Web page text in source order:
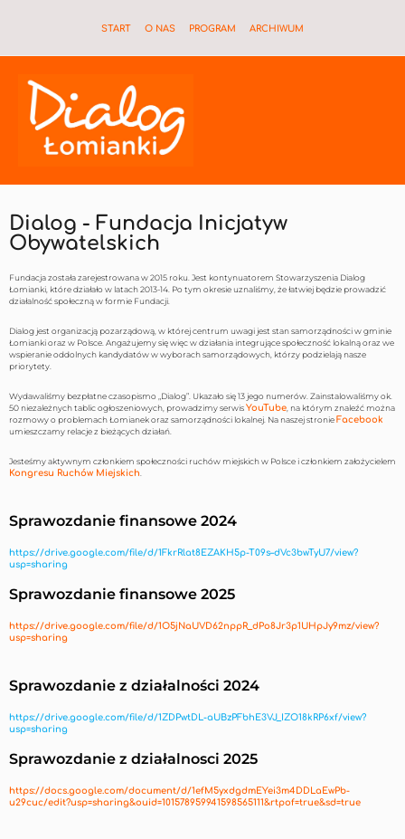
START O NAS PROGRAM ARCHIWUM
Dialog - Fundacja Inicjatyw
Obywatelskich
Fundacja została zarejestrowana w 2015 roku. Jest kontynuatorem Stowarzyszenia Dialog
Łomianki, które działało w latach 2013-14. Po tym okresie uznaliśmy, że łatwiej będzie prowadzić
działalność społeczną w formie Fundacji.
Dialog jest organizacją pozarządową, w której centrum uwagi jest stan samorządności w gminie
Łomianki oraz w Polsce. Angażujemy się więc w działania integrujące społeczność lokalną oraz we
wspieranie oddolnych kandydatów w wyborach samorządowych, którzy podzielają nasze
priorytety.
Wydawaliśmy bezpłatne czasopismo „Dialog”. Ukazało się 13 jego numerów. Zainstalowaliśmy ok.
50 niezależnych tablic ogłoszeniowych, prowadzimy serwisYouTube , na którym znaleźć można
rozmowy o problemach Łomianek oraz samorządności lokalnej. Na naszej stronieFacebook
umieszczamy relacje z bieżących działań.
Jesteśmy aktywnym członkiem społeczności ruchów miejskich w Polsce i członkiem założycielem
Kongresu Ruchów Miejskich
Sprawozdanie finansowe 2024
https://drive.google.com/file/d/1FkrRlat8EZAKH5p-T09s–dVc3bwTyU7/view?
usp=sharing
Sprawozdanie finansowe 2025
https://drive.google.com/file/d/1O5jNaUVD62nppR_dPo8Jr3p1UHpJy9mz/view?
usp=sharing
Sprawozdanie z działalności 2024
https://drive.google.com/file/d/1ZDPwtDL-aUBzPFbhE3VJ_IZO18kRP6xf/view?
usp=sharing
Sprawozdanie z działalnosci 2025
https://docs.google.com/document/d/1efM5yxdgdmEYei3m4DDLaEwPb-
u29cuc/edit?usp=sharing&ouid=101578959941598565111&rtpof=true&sd=true